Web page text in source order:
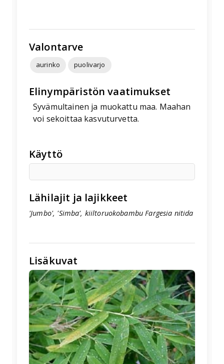
Valontarve
aurinko puolivarjo
Elinympäristön vaatimukset
Syvämultainen ja muokattu maa. Maahan
voi sekoittaa kasvuturvetta.
Käyttö
Lähilajit ja lajikkeet
'Jumbo', 'Simba', kiiltoruokobambu Fargesia nitida
Lisäkuvat
🖼️